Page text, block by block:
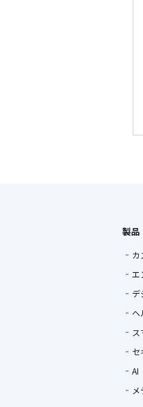
製品
カ
エ
デ
ヘ
セ
AI